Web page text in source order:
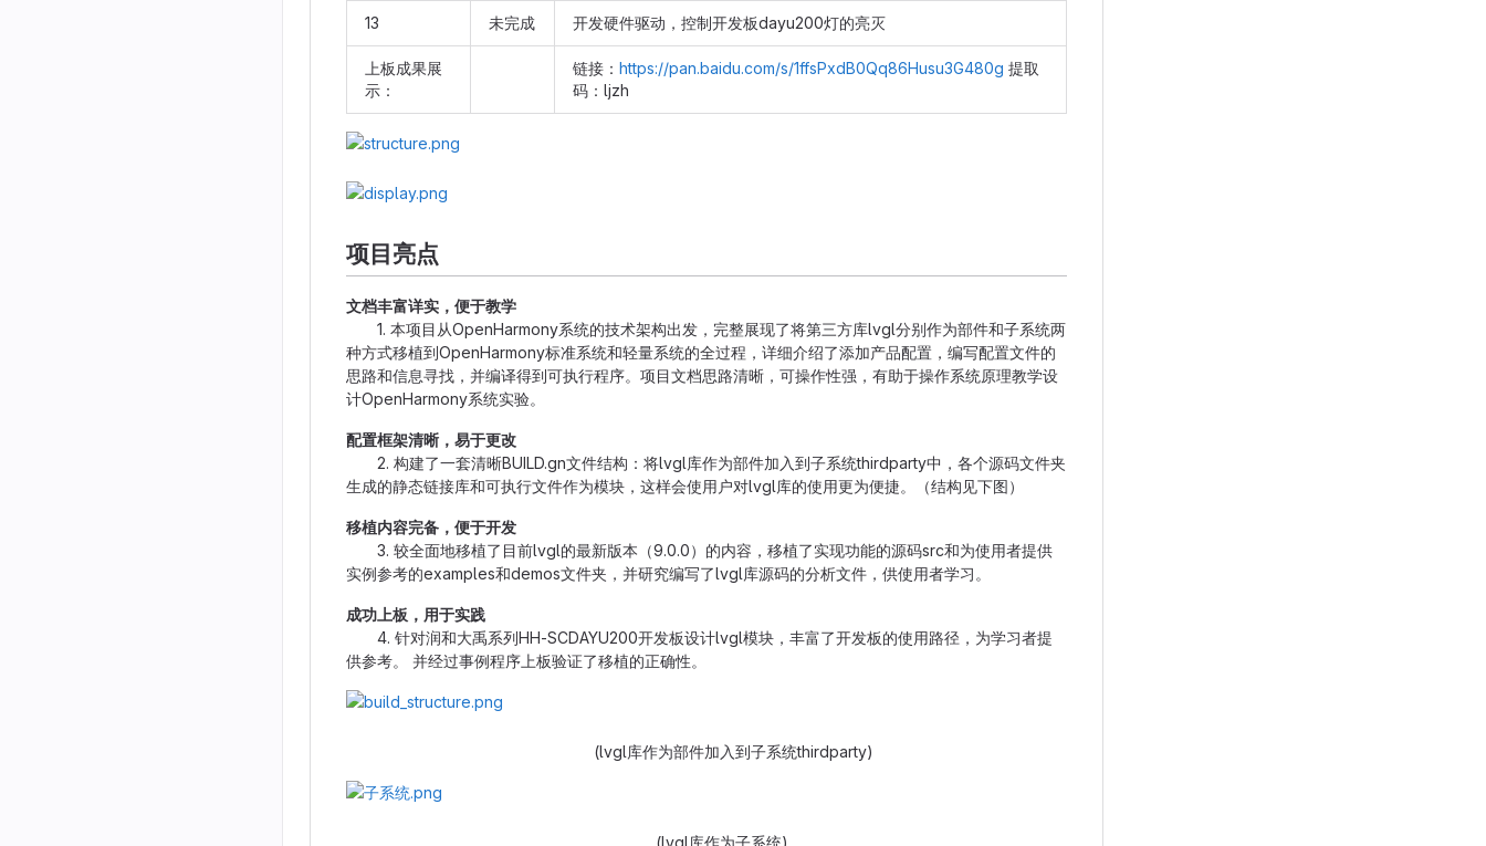
13 未完成 开发硬件驱动，控制开发板dayu200灯的亮灭
上板成果展
示：
链接： https://pan.baidu.com/s/1ffsPxdB0Qq86Husu3G480g 提取
码：ljzh
项目亮点
文档丰富详实，便于教学
1. 本项目从OpenHarmony系统的技术架构出发，完整展现了将第三方库lvgl分别作为部件和子系统两
种方式移植到OpenHarmony标准系统和轻量系统的全过程，详细介绍了添加产品配置，编写配置文件的
思路和信息寻找，并编译得到可执行程序。项目文档思路清晰，可操作性强，有助于操作系统原理教学设
计OpenHarmony系统实验。
配置框架清晰，易于更改
2. 构建了一套清晰BUILD.gn文件结构：将lvgl库作为部件加入到子系统thirdparty中，各个源码文件夹
生成的静态链接库和可执行文件作为模块，这样会使用户对lvgl库的使用更为便捷。（结构见下图）
移植内容完备，便于开发
3. 较全面地移植了目前lvgl的最新版本（9.0.0）的内容，移植了实现功能的源码src和为使用者提供
实例参考的examples和demos文件夹，并研究编写了lvgl库源码的分析文件，供使用者学习。
成功上板，用于实践
4. 针对润和大禹系列HH-SCDAYU200开发板设计lvgl模块，丰富了开发板的使用路径，为学习者提
供参考。 并经过事例程序上板验证了移植的正确性。
(lvgl库作为部件加入到子系统thirdparty)
(lvgl库作为子系统)